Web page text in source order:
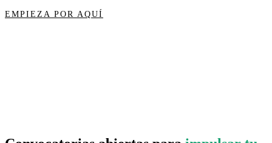
EMPIEZA POR AQUÍ